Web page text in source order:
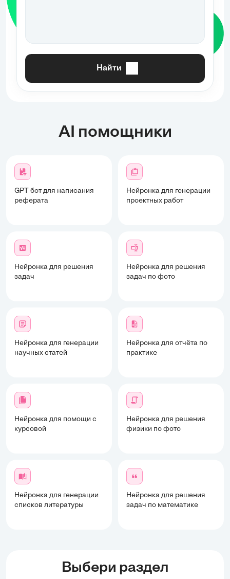
Найти
AI помощники
GPT бот для написания
реферата
Нейронка для генерации
проектных работ
Нейронка для решения
задач
Нейронка для решения
задач по фото
Нейронка для генерации
научных статей
Нейронка для отчёта по
практике
Нейронка для помощи с
курсовой
Нейронка для решения
физики по фото
Нейронка для генерации
списков литературы
Нейронка для решения
задач по математике
Выбери раздел